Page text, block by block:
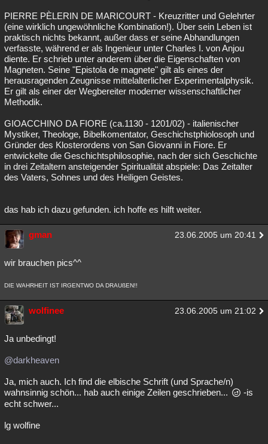
PIERRE PÈLERIN DE MARICOURT - Kreuzritter und Gelehrter
(eine wirklich ungewöhnliche Kombination!). Über sein Leben ist
praktisch nichts bekannt, außer dass er seine Abhandlungen
verfasste, während er als Ingenieur unter Charles I. von Anjou
diente. Er schrieb unter anderem über die Eigenschaften von
Magneten. Seine "Epistola de magnete" gilt als eines der
herausragenden Zeugnisse mittelalterlicher Experimentalphysik.
Er gilt als einer der Wegbereiter moderner wissenschaftlicher
Methodik.
GIOACCHINO DA FIORE (ca.1130 - 1201/02) - italienischer
Mystiker, Theologe, Bibelkomentator, Geschichstphiolosoph und
Gründer des Klosterordens von San Giovanni in Fiore. Er
entwickelte die Geschichtsphilosophie, nach der sich Geschichte
in drei Zeitaltern ansteigender Spiritualität abspiele: Das Zeitalter
des Vaters, Sohnes und des Heiligen Geistes.
das hab ich dazu gefunden. ich hoffe es hilft weiter.
gman 23.06.2005 um 20:41
wir brauchen pics^^
DIE WAHRHEIT IST IRGENTWO DA DRAUßEN!!
wolfinee 23.06.2005 um 21:02
Ja unbedingt!
@darkheaven
Ja, mich auch. Ich find die elbische Schrift (und Sprache/n)
wahnsinnig schön... hab auch einige Zeilen geschrieben...
-is
echt schwer...
lg wolfine